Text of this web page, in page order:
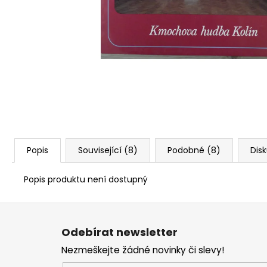
Popis Související (8) Podobné (8)
Popis produktu není dostupný
Z
Odebírat newsletter
Nezmeškejte žádné novinky či slevy!